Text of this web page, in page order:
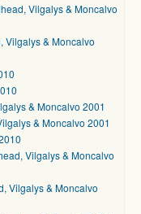
Vilgalys & Moncalvo
Vilgalys & Moncalvo
& Moncalvo 2001
& Moncalvo 2001
Vilgalys & Moncalvo
Vilgalys & Moncalvo